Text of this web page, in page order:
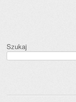
Szukaj